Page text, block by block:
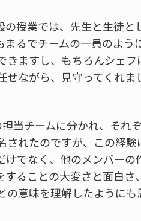
授業では、先生と生徒
るでチームの一員のよ
ますし、もちろんシェ
ながら、見守ってくれま
当チームに分かれ、それ
れたのですが、この経
でなく、他のメンバー
ることの大変さと面白さ
意味を理解したようにも